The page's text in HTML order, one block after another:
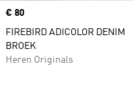
Price
€ 80
FIREBIRD ADICOLOR DENIM
BROEK
Heren Originals